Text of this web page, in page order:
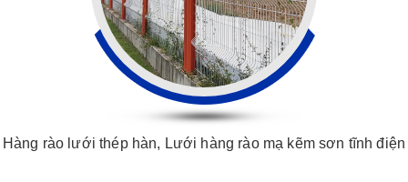
Hàng rào lưới thép hàn, Lưới hàng rào mạ kẽm sơn tĩnh điện